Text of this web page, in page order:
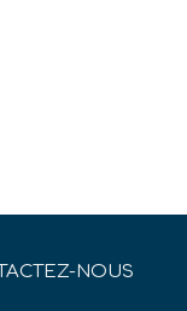
NOUS